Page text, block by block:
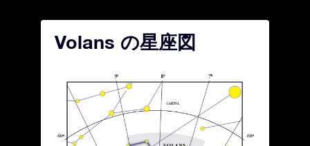
Volans の星座図